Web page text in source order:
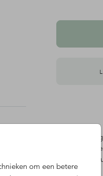
om een betere
Dit
Voor